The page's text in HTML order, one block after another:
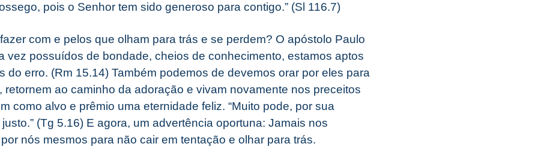
pois o Senhor tem sido generoso para contigo.” (Sl 116.7)
com e pelos que olham para trás e se perdem? O apóstolo Paulo
vez possuídos de bondade, cheios de conhecimento, estamos aptos
do erro. (Rm 15.14) Também podemos de devemos orar por eles para
retornem ao caminho da adoração e vivam novamente nos preceitos
como alvo e prêmio uma eternidade feliz. “Muito pode, por sua
(Tg 5.16) E agora, um advertência oportuna: Jamais nos
nós mesmos para não cair em tentação e olhar para trás.